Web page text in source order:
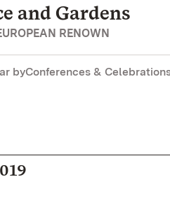
and Gardens
RENOWN
byConferences &